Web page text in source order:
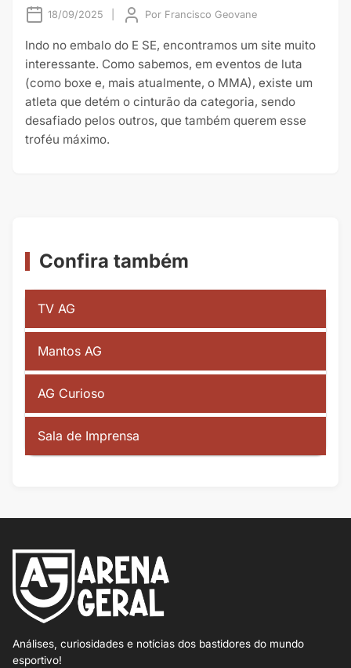
18/09/2025 Por Francisco Geovane
Indo no embalo do E SE, encontramos um site muito
interessante. Como sabemos, em eventos de luta
(como boxe e, mais atualmente, o MMA), existe um
atleta que detém o cinturão da categoria, sendo
desafiado pelos outros, que também querem esse
troféu máximo.
Confira também
TV AG
Mantos AG
AG Curioso
Sala de Imprensa
Análises, curiosidades e notícias dos bastidores do mundo
esportivo!